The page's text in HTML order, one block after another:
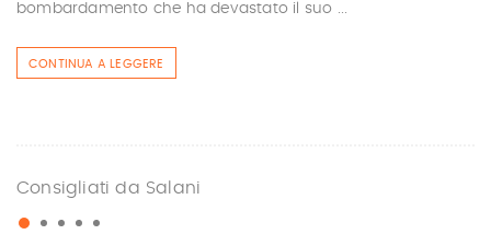
bombardamento che ha devastato il suo ...
CONTINUA A LEGGERE
Consigliati da Salani